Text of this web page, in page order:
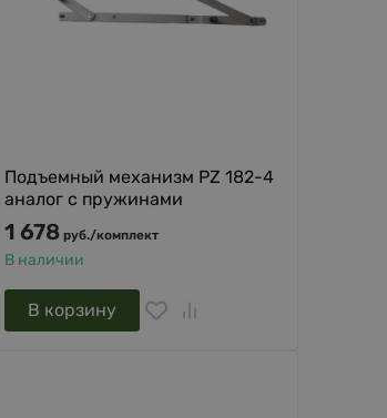
Подъемный механизм PZ 182-4
аналог с пружинами
1 678 руб./комплект
В наличии
В корзину